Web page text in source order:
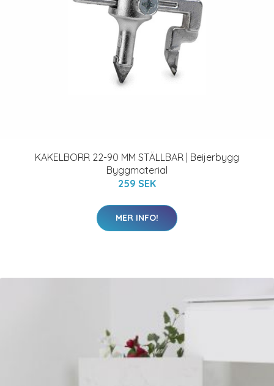
KAKELBORR 22-90 MM STÄLLBAR | Beijerbygg
Byggmaterial
259 SEK
MER INFO!